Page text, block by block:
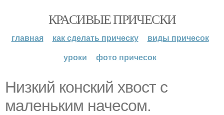
КРАСИВЫЕ ПРИЧЕСКИ
главная как сделать прическу
виды причесок
уроки
фото причесок
Низкий конский хвост с
маленьким начесом.